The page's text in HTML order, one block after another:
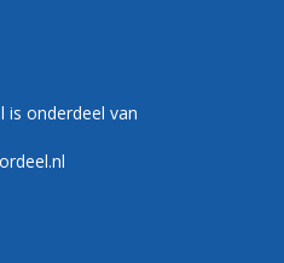
is onderdeel van